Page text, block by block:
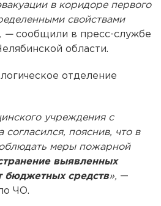
в коридоре первого
свойствами
— сообщили в пресс-службе
области.
отделение
учреждения с
согласился, пояснив, что в
меры пожарной
выявленных
бюджетных средств», —
ЧО.